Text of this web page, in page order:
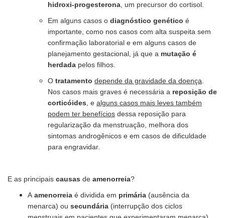
hidroxi-progesterona , um precursor do cortisol.
Em alguns casos o diagnóstico genético é
importante, como nos casos com alta suspeita sem
confirmação laboratorial e em alguns casos de
planejamento gestacional, já que a mutação é
herdada pelos filhos.
O tratamento depende da gravidade da doença
Nos casos mais graves é necessária a reposição de
corticóides , e alguns casos mais leves também
podem ter benefícios dessa reposição para
regularização da menstruação, melhora dos
sintomas androgênicos e em casos de dificuldade
para engravidar.
E as principais causas de amenorreia?
A amenorreia é dividida em primária (ausência da
menarca) ou secundária (interrupção dos ciclos